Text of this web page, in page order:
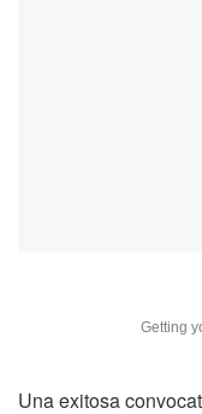
Getting
Una exitosa